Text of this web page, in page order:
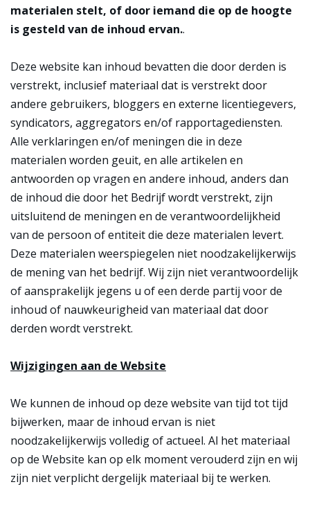
materialen stelt, of door iemand die op de hoogte
is gesteld van de inhoud ervan..
Deze website kan inhoud bevatten die door derden is
verstrekt, inclusief materiaal dat is verstrekt door
andere gebruikers, bloggers en externe licentiegevers,
syndicators, aggregators en/of rapportagediensten.
Alle verklaringen en/of meningen die in deze
materialen worden geuit, en alle artikelen en
antwoorden op vragen en andere inhoud, anders dan
de inhoud die door het Bedrijf wordt verstrekt, zijn
uitsluitend de meningen en de verantwoordelijkheid
van de persoon of entiteit die deze materialen levert.
Deze materialen weerspiegelen niet noodzakelijkerwijs
de mening van het bedrijf. Wij zijn niet verantwoordelijk
of aansprakelijk jegens u of een derde partij voor de
inhoud of nauwkeurigheid van materiaal dat door
derden wordt verstrekt.
Wijzigingen aan de Website
We kunnen de inhoud op deze website van tijd tot tijd
bijwerken, maar de inhoud ervan is niet
noodzakelijkerwijs volledig of actueel. Al het materiaal
op de Website kan op elk moment verouderd zijn en wij
zijn niet verplicht dergelijk materiaal bij te werken.